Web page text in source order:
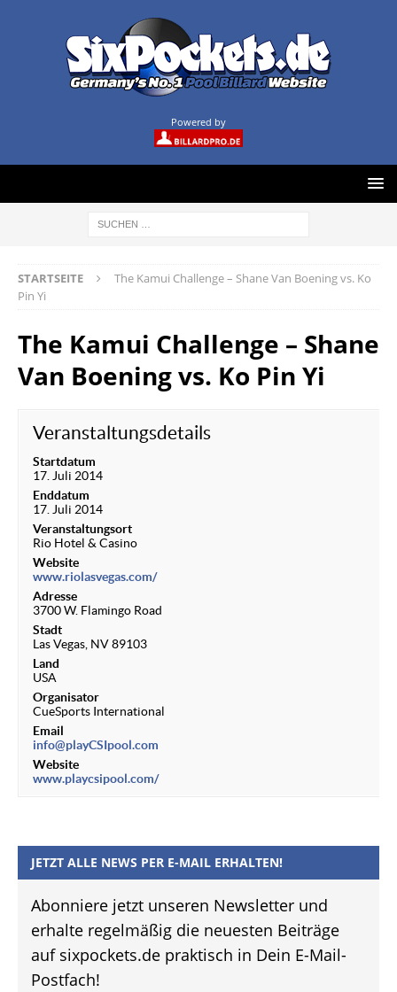
Powered by
STARTSEITE
The Kamui Challenge – Shane Van Boening vs. Ko
Pin Yi
The Kamui Challenge – Shane
Van Boening vs. Ko Pin Yi
Veranstaltungsdetails
Startdatum
17. Juli 2014
Enddatum
17. Juli 2014
Veranstaltungsort
Rio Hotel & Casino
Website
www.riolasvegas.com/
Adresse
3700 W. Flamingo Road
Stadt
Las Vegas, NV 89103
Land
USA
Organisator
CueSports International
Email
info@playCSIpool.com
Website
www.playcsipool.com/
JETZT ALLE NEWS PER E-MAIL ERHALTEN!
Abonniere jetzt unseren Newsletter und
erhalte regelmäßig die neuesten Beiträge
auf sixpockets.de praktisch in Dein E-Mail-
Postfach!